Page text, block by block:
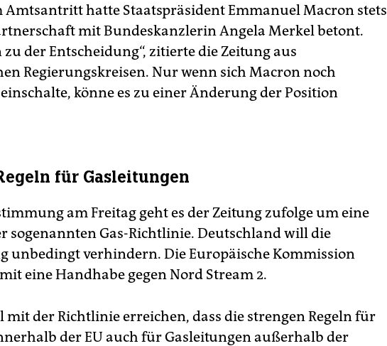
Amtsantritt hatte Staatspräsident Emmanuel Macron stets
mit Bundeskanzlerin Angela Merkel betont.
zu der Entscheidung“, zitierte die Zeitung aus
Regierungskreisen. Nur wenn sich Macron noch
könne es zu einer Änderung der Position
für Gasleitungen
am Freitag geht es der Zeitung zufolge um eine
sogenannten Gas-Richtlinie. Deutschland will die
unbedingt verhindern. Die Europäische Kommission
eine Handhabe gegen Nord Stream 2.
mit der Richtlinie erreichen, dass die strengen Regeln für
der EU auch für Gasleitungen außerhalb der